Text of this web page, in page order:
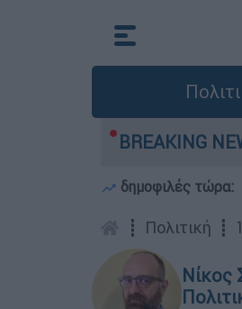
BREAKING
- Ολοκληρώθηκαν 325
δημοφιλές τώρα:
┋ Πολιτική ┋
Νίκος